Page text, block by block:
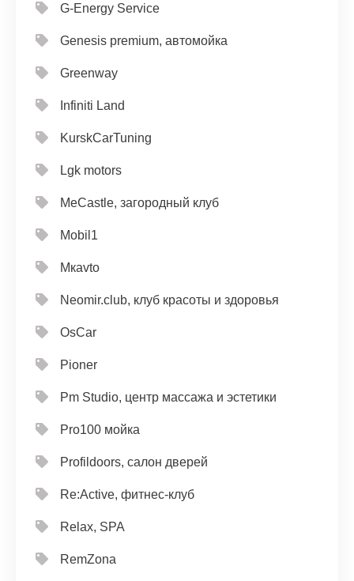
G-Energy Service
Genesis premium, автомойка
Greenway
Infiniti Land
KurskCarTuning
Lgk motors
MeCastle, загородный клуб
Mobil1
Mкavto
Neomir.club, клуб красоты и здоровья
OsCar
Pioner
Pm Studio, центр массажа и эстетики
Pro100 мойка
Profildoors, салон дверей
Re:Active, фитнес-клуб
Relax, SPA
RemZona